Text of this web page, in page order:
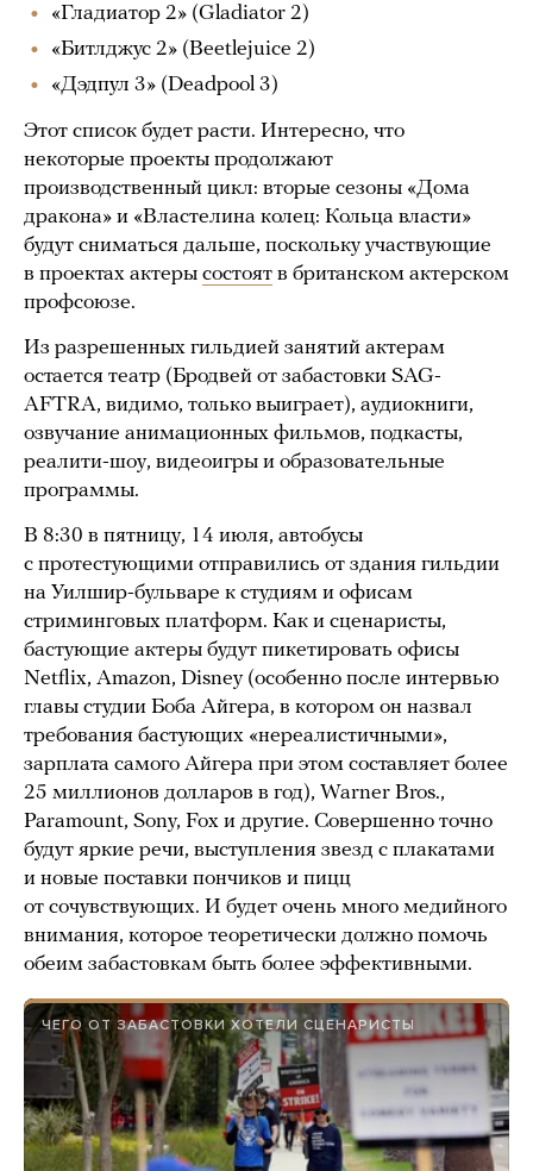
«Гладиатор 2» (Gladiator 2)
«Битлджус 2» (Beetlejuice 2)
«Дэдпул 3» (Deadpool 3)
Этот список будет расти. Интересно, что
некоторые проекты продолжают
производственный цикл: вторые сезоны «Дома
дракона» и «Властелина колец: Кольца власти»
будут сниматься дальше, поскольку участвующие
в проектах актеры состоят в британском актерском
профсоюзе.
Из разрешенных гильдией занятий актерам
остается театр (Бродвей от забастовки SAG-
AFTRA, видимо, только выиграет), аудиокниги,
озвучание анимационных фильмов, подкасты,
реалити-шоу, видеоигры и образовательные
программы.
В 8:30 в пятницу, 14 июля, автобусы
с протестующими отправились от здания гильдии
на Уилшир-бульваре к студиям и офисам
стриминговых платформ. Как и сценаристы,
бастующие актеры будут пикетировать офисы
Netflix, Amazon, Disney (особенно после интервью
главы студии Боба Айгера, в котором он назвал
требования бастующих «нереалистичными»,
зарплата самого Айгера при этом составляет более
25 миллионов долларов в год), Warner Bros.,
Paramount, Sony, Fox и другие. Совершенно точно
будут яркие речи, выступления звезд с плакатами
и новые поставки пончиков и пицц
от сочувствующих. И будет очень много медийного
внимания, которое теоретически должно помочь
обеим забастовкам быть более эффективными.
ЧЕГО ОТ ЗАБАСТОВКИ ХОТЕЛИ СЦЕНАРИСТЫ